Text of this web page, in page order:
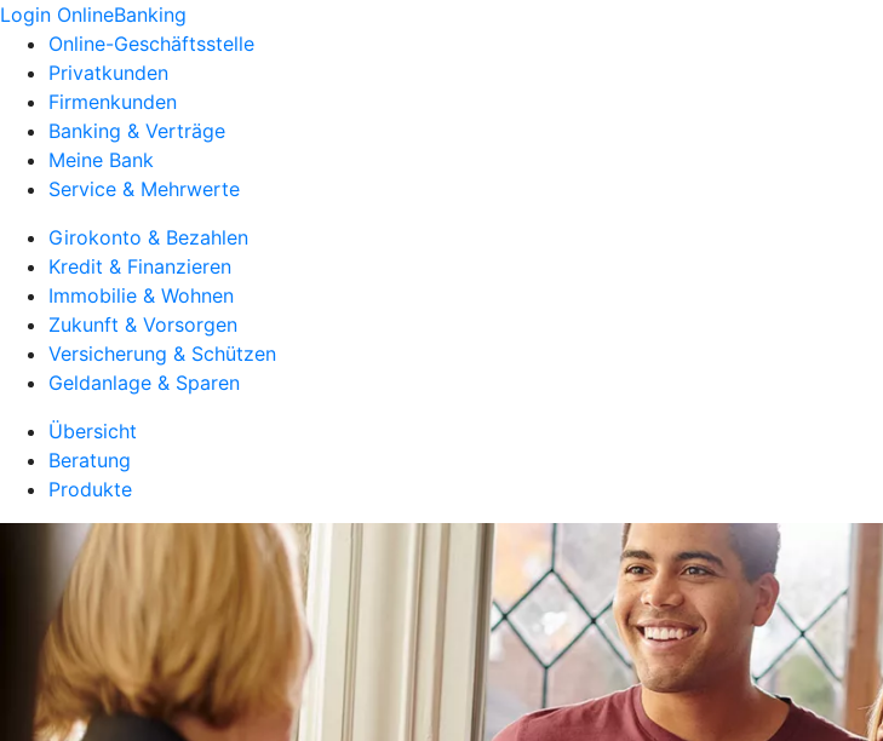
Login OnlineBanking
Online-Geschäftsstelle
Privatkunden
Firmenkunden
Banking & Verträge
Meine Bank
Service & Mehrwerte
Girokonto & Bezahlen
Kredit & Finanzieren
Immobilie & Wohnen
Zukunft & Vorsorgen
Versicherung & Schützen
Geldanlage & Sparen
Übersicht
Beratung
Produkte